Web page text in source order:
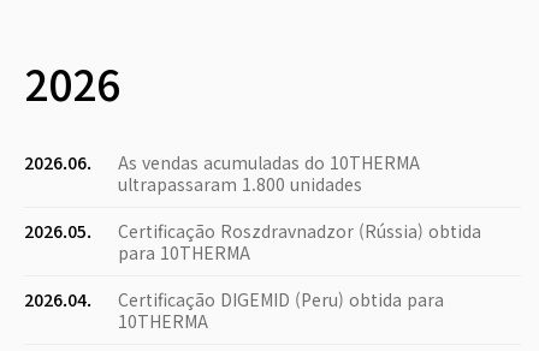
2026
2026.06.
As vendas acumuladas do 10THERMA
ultrapassaram 1.800 unidades
2026.05.
Certificação Roszdravnadzor (Rússia) obtida
para 10THERMA
2026.04.
Certificação DIGEMID (Peru) obtida para
10THERMA